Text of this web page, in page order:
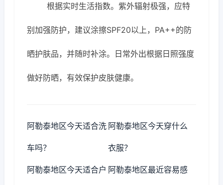
根据实时生活指数。紫外辐射极强，应特
别加强防护，建议涂擦SPF20以上，PA++的防
晒护肤品，并随时补涂。日常外出根据日照强度
做好防晒，有效保护皮肤健康。
阿勒泰地区今天适合洗
车吗？
阿勒泰地区今天穿什么
衣服？
阿勒泰地区今天适合户 阿勒泰地区最近容易感